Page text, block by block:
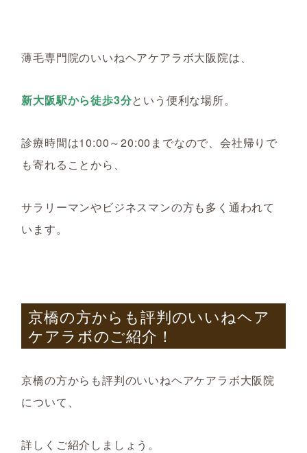
薄毛専門院のいいねヘアケアラボ大阪院は、
新大阪駅から徒歩3分という便利な場所。
診療時間は10:00～20:00までなので、会社帰りで
も寄れることから、
サラリーマンやビジネスマンの方も多く通われて
います。
京橋の方からも評判のいいねヘア
ケアラボのご紹介！
京橋の方からも評判のいいねヘアケアラボ大阪院
について、
詳しくご紹介しましょう。